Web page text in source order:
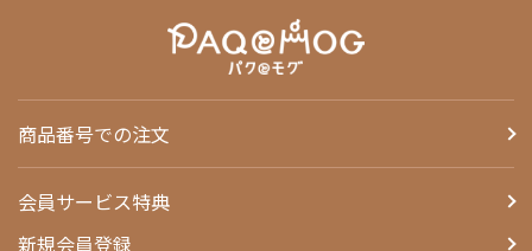
商品番号での注文
会員サービス特典
新規会員登録